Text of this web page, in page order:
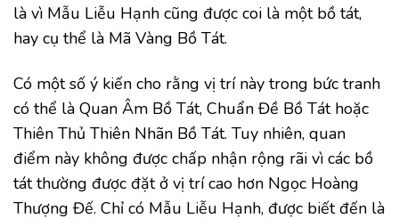
là vì Mẫu Liễu Hạnh cũng được coi là một bồ tát,
hay cụ thể là Mã Vàng Bồ Tát.
Có một số ý kiến cho rằng vị trí này trong bức tranh
có thể là Quan Âm Bồ Tát, Chuẩn Đề Bồ Tát hoặc
Thiên Thủ Thiên Nhãn Bồ Tát. Tuy nhiên, quan
điểm này không được chấp nhận rộng rãi vì các bồ
tát thường được đặt ở vị trí cao hơn Ngọc Hoàng
Thượng Đế. Chỉ có Mẫu Liễu Hạnh, được biết đến là